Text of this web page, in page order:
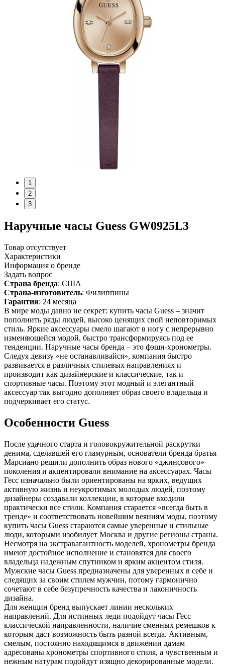
1
2
3
Наручные часы Guess GW0925L3
Товар отсутствует
Характеристики
Информация о бренде
Задать вопрос
Страна бренда: США
Страна-изготовитель: Филиппины
Гарантия: 24 месяца
В мире моды давно не секрет: купить часы Guess – значит
пополнить ряды людей, высоко ценящих свой неповторимых
стиль. Яркие аксессуары смело шагают в ногу с непрерывно
изменяющейся модой, быстро трансформируясь под ее
тенденции. Наручные часы бренда – это фэшн-хронометры.
Следуя девизу «не останавливайся», компания быстро
развивается в различных стилевых направлениях и
производит как дизайнерские и классические, так и
спортивные часы. Поэтому этот модный и элегантный
аксессуар так выгодно дополняет образ своего владельца и
подчеркивает его статус.
Особенности Guess
После удачного старта и головокружительной раскрутки
денима, сделавшей его гламурным, основатели бренда братья
Марсиано решили дополнить образ нового «джинсового»
поколения и акцентировали внимание на аксессуарах. Часы
Гесс изначально были ориентированы на ярких, ведущих
активную жизнь и неукротимых молодых людей, поэтому
дизайнеры создавали коллекции, в которые входили
практически все стили. Компания старается «всегда быть в
тренде» и соответствовать новейшим веяниям моды, поэтому
купить часы Guess стараются самые уверенные и стильные
люди, которыми изобилует Москва и другие регионы страны.
Несмотря на экстравагантность моделей, хронометры бренда
имеют достойное исполнение и становятся для своего
владельца надежным спутником и ярким акцентом стиля.
Мужские часы Guess предназначены для уверенных в себе и
следящих за своим стилем мужчин, потому гармонично
сочетают в себе безупречность качества и лаконичность
дизайна.
Для женщин бренд выпускает линии нескольких
направлений. Для истинных леди подойдут часы Гесс
классической направленности, наличие сменных ремешков к
которым даст возможность быть разной всегда. Активным,
смелым, постоянно находящимся в движении дамам
адресованы хронометры спортивного стиля, а чувственным и
нежным натурам подойдут изящно декорированные модели.